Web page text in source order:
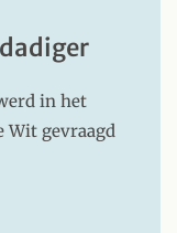
in het
Wit gevraagd